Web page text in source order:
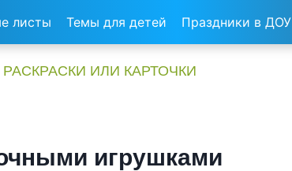
листы Темы для детей Праздники в ДОУ
ИЛИ КАРТОЧКИ
игрушками